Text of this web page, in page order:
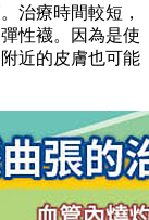
治療時間較短，
性襪。因為是使
近的皮膚也可能